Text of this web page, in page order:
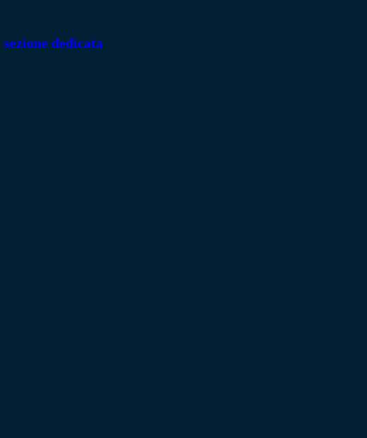
sezione dedicata